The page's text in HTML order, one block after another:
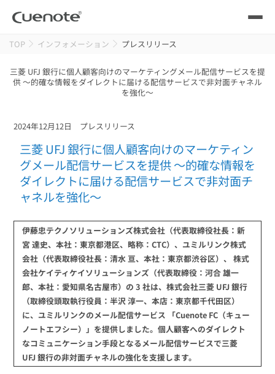
製品
メール配信システム
kintone（キントーン）メール配信
SMS配信サービス
認証サービス
Webプッシュ通知サービス
活用シーン
会員獲得／ニーズ把握
コストを抑える
遅延なく確実・高速に送る
組織的に管理
効果改善・顧客育成
システム連携・効率化
導入事例
サポート
セミナー
ブログ・各種資料
ブログ・各種資料トップ
マーケティングブログ
資料ダウンロード
メール配信用語集
資料請求・お問い合わせ
無料トライアル
東京 03-6820-0515 大阪06-6131-9960
（平日 10:00〜18:00）
TOP インフォメーション プレスリリース
三菱 UFJ 銀行に個人顧客向けのマーケティングメール配信サービスを提
供 ～的確な情報をダイレクトに届ける配信サービスで非対面チャネル
を強化～
2024年12月12日 プレスリリース
三菱 UFJ 銀行に個人顧客向けのマーケティン
グメール配信サービスを提供 ～的確な情報を
ダイレクトに届ける配信サービスで非対面チ
ャネルを強化～
伊藤忠テクノソリューションズ株式会社（代表取締役社長：新
宮 達史、本社：東京都港区、略称：CTC）、ユミルリンク株式
会社（代表取締役社長：清水 亘、本社：東京都渋谷区）、 株式
会社ケイティケイソリューションズ（代表取締役：河合 雄一
郎、本社：愛知県名古屋市）の 3 社は、株式会社三菱 UFJ 銀行
（取締役頭取執行役員：半沢 淳一、本店：東京都千代田区）
に、ユミルリンクのメール配信サービス 「Cuenote FC（キュー
ノートエフシー）」を提供しました。個人顧客へのダイレクト
なコミュニケーション手段となるメール配信サービスで三菱
UFJ 銀行の非対面チャネルの強化を支援します。